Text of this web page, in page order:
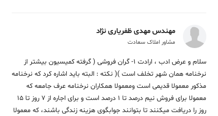
مهندس مهدی ظفریاری نژاد
مشاور املاک سعادت
سلام و عرض ادب ، ارادت 1- گران فروشی ( گرفته کمیسیون بیشتر از
نرخنامه همان شهر تخلف است )( نکته : البته باید اشاره کرد که نرخنامه
مذکور معمولا قدیمی است ومعمولا همکاران نرخنامه عرف جامعه که
معمولا برای فروش نیم درصد تا 1 درصد است و برای اجاره از 7 روز تا 15
روز را دریافت میکنند تا بتوانند جوابگوی هزینه زندگی باشند، که معمولا